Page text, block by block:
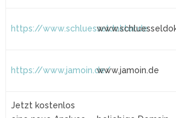
https://www.schluesseldoktor.de
https://www.jamoin.de/www.jamoin.de
Jetzt kostenlos